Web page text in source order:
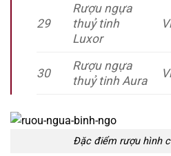
29
Rượu ngựa
thuỷ tinh
Luxor
30
Rượu ngựa
thuỷ tinh Aura
Đặc điểm rượu hình